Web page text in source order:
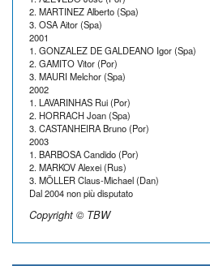
2. MARTINEZ Alberto (Spa)
3. OSA Aitor (Spa)
2001
1. GONZALEZ DE GALDEANO Igor (Spa)
2. GAMITO Vitor (Por)
3. MAURI Melchor (Spa)
2002
1. LAVARINHAS Rui (Por)
2. HORRACH Joan (Spa)
3. CASTANHEIRA Bruno (Por)
2003
1. BARBOSA Candido (Por)
2. MARKOV Alexei (Rus)
3. MÖLLER Claus-Michael (Dan)
Dal 2004 non più disputato
Copyright © TBW